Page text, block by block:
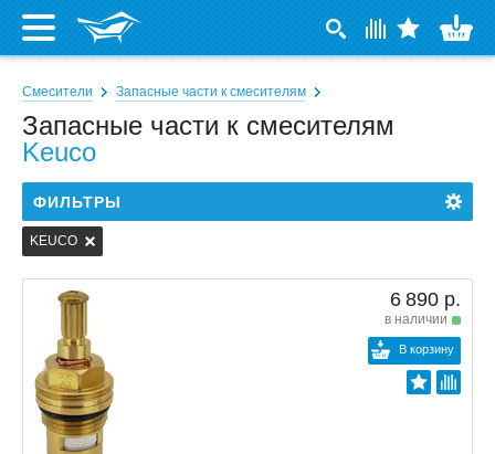
Смесители Запасные части к смесителям
Запасные части к смесителям
Keuco
ФИЛЬТРЫ
KEUCO
6 890 р.
в наличии
В корзину